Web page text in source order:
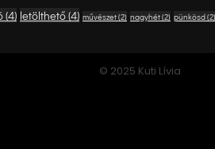
(4) letölthető(4) művészet(2) nagyhét(2) pünkösd(2)
© 2025 Kuti Lívia